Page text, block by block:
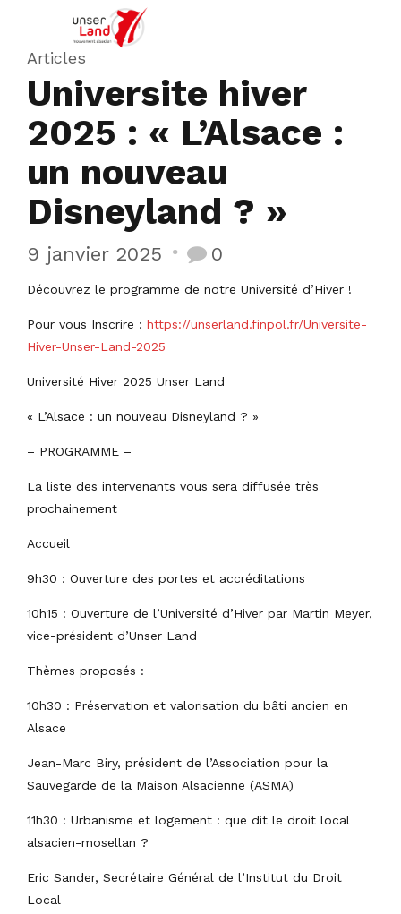
Articles
Universite hiver
2025 : « L’Alsace :
un nouveau
Disneyland ? »
9 janvier 2025 0
Découvrez le programme de notre Université d’Hiver !
Pour vous Inscrire : https://unserland.finpol.fr/Universite-
Hiver-Unser-Land-2025
Université Hiver 2025 Unser Land
« L’Alsace : un nouveau Disneyland ? »
– PROGRAMME –
La liste des intervenants vous sera diffusée très
prochainement
Accueil
9h30 : Ouverture des portes et accréditations
10h15 : Ouverture de l’Université d’Hiver par Martin Meyer,
vice-président d’Unser Land
Thèmes proposés :
10h30 : Préservation et valorisation du bâti ancien en
Alsace
Jean-Marc Biry, président de l’Association pour la
Sauvegarde de la Maison Alsacienne (ASMA)
11h30 : Urbanisme et logement : que dit le droit local
alsacien-mosellan ?
Eric Sander, Secrétaire Général de l’Institut du Droit
Local